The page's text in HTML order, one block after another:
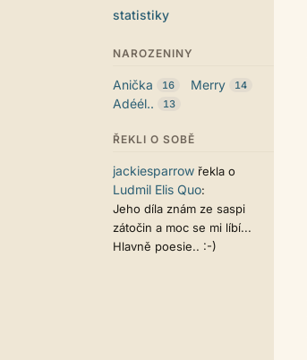
statistiky
NAROZENINY
Anička 16 Merry 14
Adéél.. 13
ŘEKLI O SOBĚ
jackiesparrow řekla o
Ludmil Elis Quo:
Jeho díla znám ze saspi
zátočin a moc se mi líbí...
Hlavně poesie.. :-)